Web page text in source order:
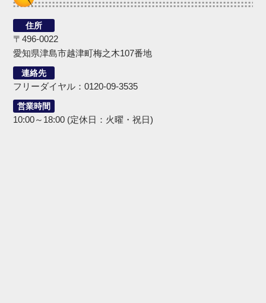
住所
〒496-0022
愛知県津島市越津町梅之木107番地
連絡先
フリーダイヤル：0120-09-3535
営業時間
10:00～18:00 (定休日：火曜・祝日)